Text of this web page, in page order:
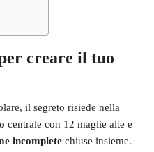
creare il tuo
il segreto risiede nella
centrale con 12 maglie alte e
incomplete chiuse insieme.